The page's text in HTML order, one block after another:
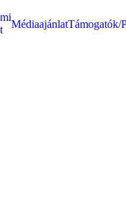
MédiaajánlatTámogatók/